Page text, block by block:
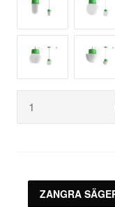
ZANGRA